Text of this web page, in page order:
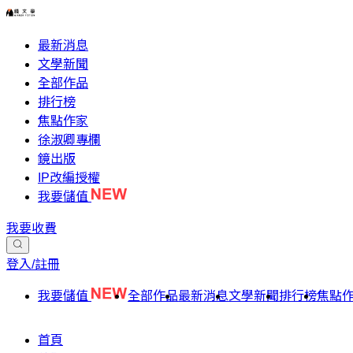
最新消息
文學新聞
全部作品
排行榜
焦點作家
徐淑卿專欄
鏡出版
IP改編授權
我要儲值
我要收費
登入/註冊
我要儲值 全部作品最新消息文學新聞排行榜焦點
首頁